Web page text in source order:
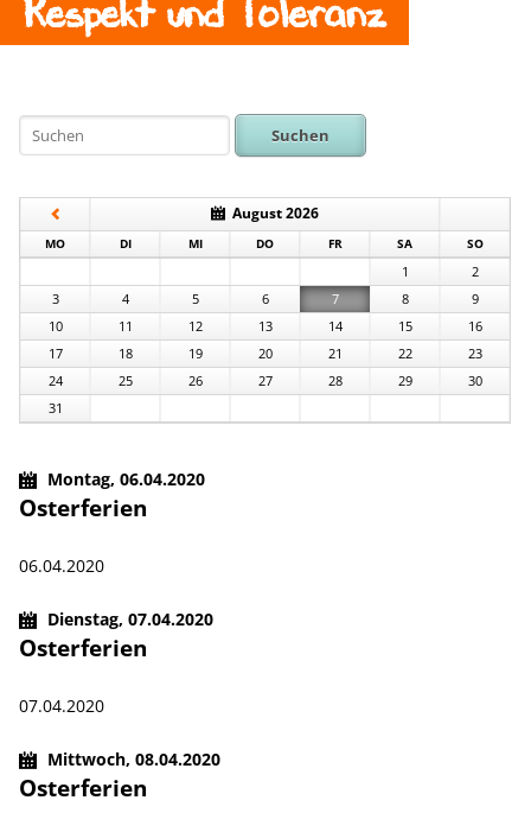
Suchen
August 2026
MONTAG DIENSTAG MITTWOCH DONNERSTAG
FREITAG SA SONNTAG
1
2
3
4 5 6 7 8
9
10
11 12 13 14 15
16
17
18 19 20 21 22
23
24
25 26 27 28 29
30
31
Montag,06.04.2020
Osterferien
06.04.2020
Dienstag,07.04.2020
Osterferien
07.04.2020
Mittwoch,08.04.2020
Osterferien